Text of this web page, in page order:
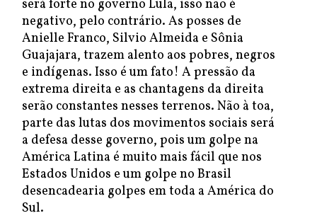
será forte no governo Lula, isso não é
negativo, pelo contrário. As posses de
Anielle Franco, Silvio Almeida e Sônia
Guajajara, trazem alento aos pobres, negros
e indígenas. Isso é um fato! A pressão da
extrema direita e as chantagens da direita
serão constantes nesses terrenos. Não à toa,
parte das lutas dos movimentos sociais será
a defesa desse governo, pois um golpe na
América Latina é muito mais fácil que nos
Estados Unidos e um golpe no Brasil
desencadearia golpes em toda a América do
Sul.